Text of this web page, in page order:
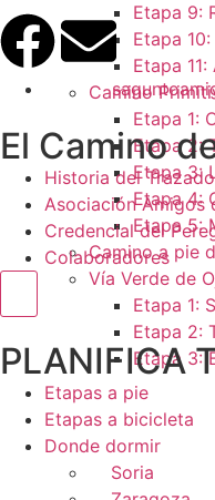
Etapa 9:
Etapa
Etapa
Camino
Etapa 1:
Etapa 2:
Etapa 3:
Etapa 4:
Etapa 5:
Camino a pie
Vía Verde de
Etapa 1:
Etapa 2:
Etapa 3:
El Camino
Historia del Trazado
Asociación Amigos
Credencial del
Colaboradores
Menú conmutador
PLANIFICA
Etapas a pie
Etapas a bicicleta
Donde dormir
Soria